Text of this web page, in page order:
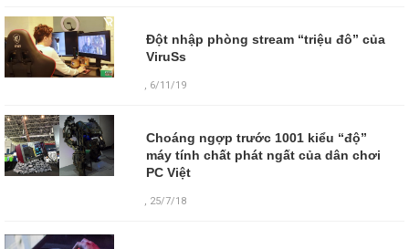
Đột nhập phòng stream “triệu đô” của
ViruSs
, 6/11/19
Choáng ngợp trước 1001 kiểu “độ”
máy tính chất phát ngất của dân chơi
PC Việt
, 25/7/18